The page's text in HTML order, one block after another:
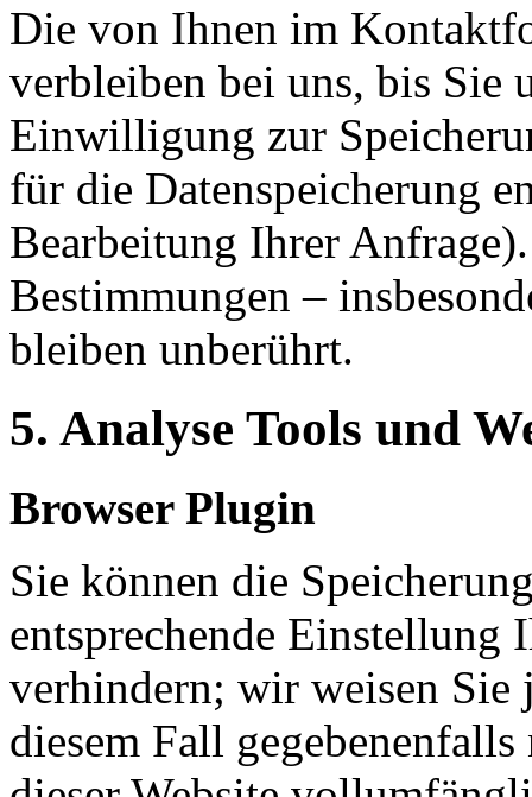
Die von Ihnen im
verbleiben bei uns, bis Sie
Einwilligung zur
für die Datenspeicherung
Bearbeitung Ihrer
Bestimmungen –
bleiben unberührt.
5. Analyse Tools und
Browser Plugin
Sie können die
entsprechende Einstellung
verhindern; wir weisen Sie
diesem Fall